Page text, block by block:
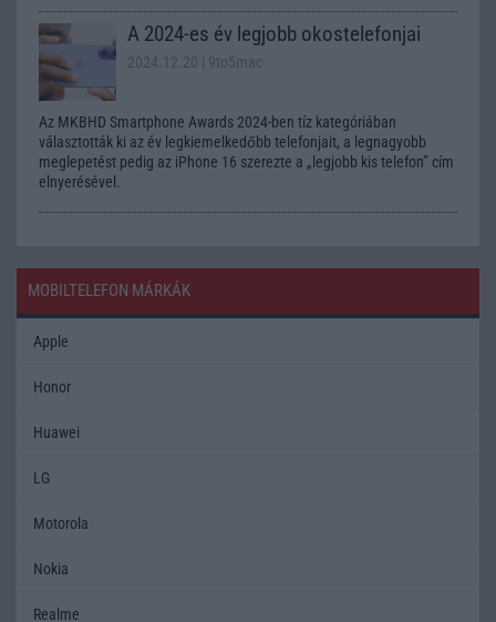
A 2024-es év legjobb okostelefonjai
2024.12.20 | 9to5mac
Az MKBHD Smartphone Awards 2024-ben tíz kategóriában
választották ki az év legkiemelkedőbb telefonjait, a legnagyobb
meglepetést pedig az iPhone 16 szerezte a „legjobb kis telefon” cím
elnyerésével.
MOBILTELEFON MÁRKÁK
Apple
Honor
Huawei
LG
Motorola
Nokia
Realme